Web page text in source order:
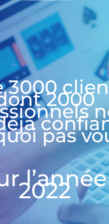
3000
2000
pas
l’année
2022